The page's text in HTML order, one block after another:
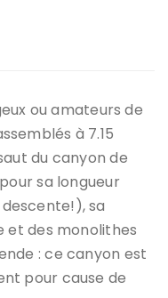
ou amateurs de
à 7.15
du canyon de
sa longueur
sa
et des monolithes
: ce canyon est
pour cause de